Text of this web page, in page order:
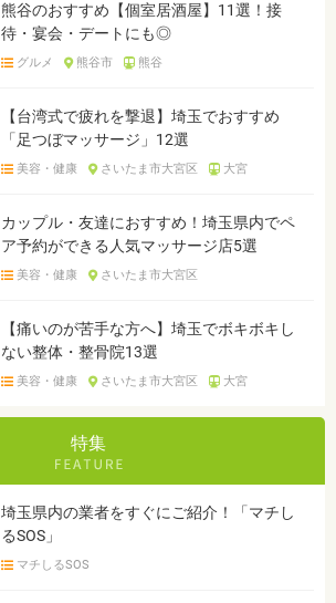
熊谷のおすすめ【個室居酒屋】11選！接
待・宴会・デートにも◎
グルメ 熊谷市 熊谷
【台湾式で疲れを撃退】埼玉でおすすめ
「足つぼマッサージ」12選
美容・健康 さいたま市大宮区 大宮
カップル・友達におすすめ！埼玉県内でペ
ア予約ができる人気マッサージ店5選
美容・健康 さいたま市大宮区
【痛いのが苦手な方へ】埼玉でボキボキし
ない整体・整骨院13選
美容・健康 さいたま市大宮区 大宮
特集
埼玉県内の業者をすぐにご紹介！「マチし
るSOS」
マチしるSOS